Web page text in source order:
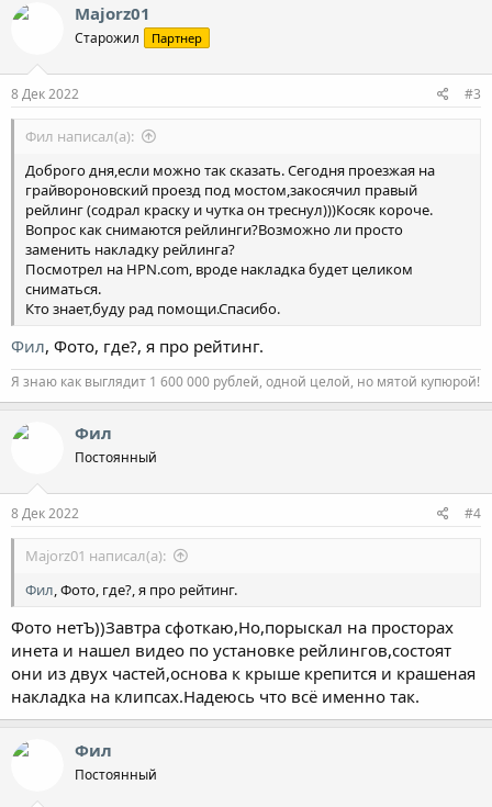
:
Majorz01
Старожил Партнер
8 Дек 2022 #3
Фил написал(а):
Доброго дня,если можно так сказать. Сегодня проезжая на
грайвороновский проезд под мостом,закосячил правый
рейлинг (содрал краску и чутка он треснул)))Косяк короче.
Вопрос как снимаются рейлинги?Возможно ли просто
заменить накладку рейлинга?
Посмотрел на HPN.com, вроде накладка будет целиком
сниматься.
Кто знает,буду рад помощи.Спасибо.
Фил, Фото, где?, я про рейтинг.
Я знаю как выглядит 1 600 000 рублей, одной целой, но мятой купюрой!
Фил
Постоянный
8 Дек 2022 #4
Majorz01 написал(а):
Фил, Фото, где?, я про рейтинг.
Фото нетЪ))Завтра сфоткаю,Но,порыскал на просторах
инета и нашел видео по установке рейлингов,состоят
они из двух частей,основа к крыше крепится и крашеная
накладка на клипсах.Надеюсь что всё именно так.
Фил
Постоянный